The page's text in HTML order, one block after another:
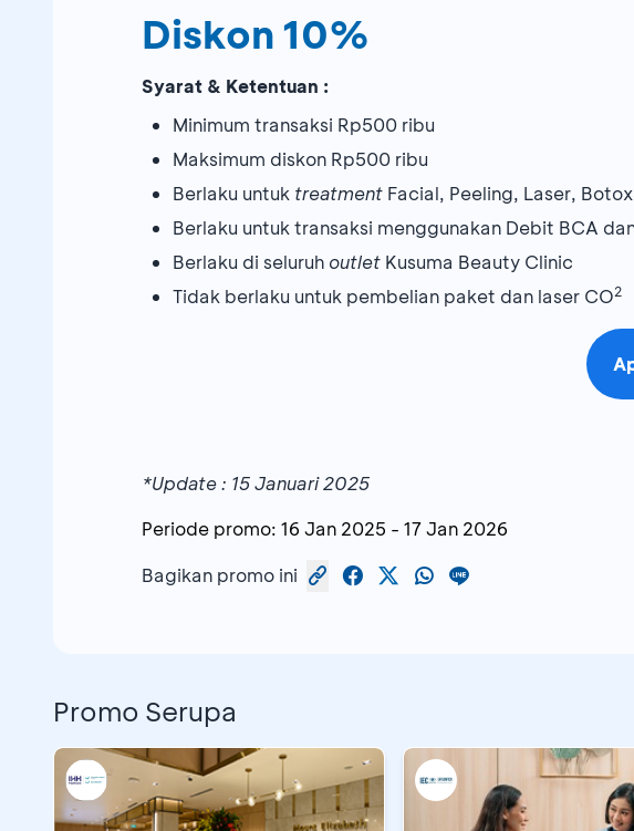
Diskon 10%
Syarat & Ketentuan :
Minimum transaksi Rp500 ribu
Maksimum diskon Rp500 ribu
Berlaku untuk treatment Facial, Peeling, Laser,
Berlaku untuk transaksi menggunakan Debit BCA
Berlaku di seluruh outlet Kusuma Beauty Clinic
Tidak berlaku untuk pembelian paket dan laser CO2
*Update : 15 Januari 2025
Periode promo: 16 Jan 2025 - 17 Jan 2026
Bagikan promo ini
Promo Serupa